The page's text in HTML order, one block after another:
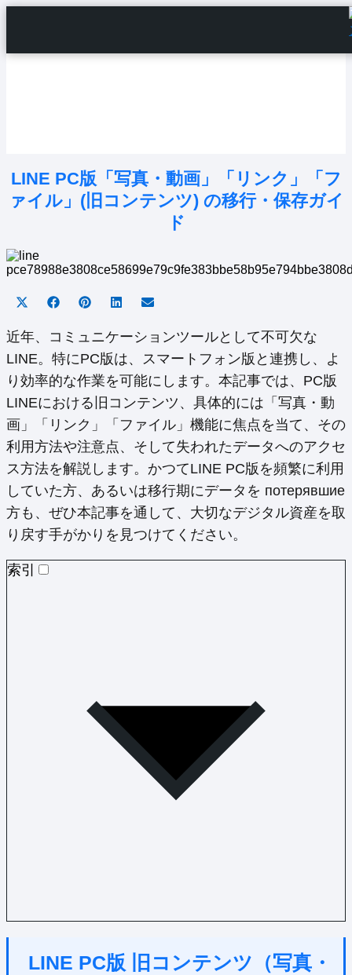
LINE PC版「写真・動画」「リンク」「フ
ァイル」(旧コンテンツ) の移行・保存ガイ
ド
Share
X
(Twitter)
Share
Facebook
Share
Pinterest
Share
LinkedInEmail
近年、コミュニケーションツールとして不可欠な
LINE。特にPC版は、スマートフォン版と連携し、よ
り効率的な作業を可能にします。本記事では、PC版
LINEにおける旧コンテンツ、具体的には「写真・動
画」「リンク」「ファイル」機能に焦点を当て、その
利用方法や注意点、そして失われたデータへのアクセ
ス方法を解説します。かつてLINE PC版を頻繁に利用
していた方、あるいは移行期にデータを потерявшие
方も、ぜひ本記事を通して、大切なデジタル資産を取
り戻す手がかりを見つけてください。
索引
LINE PC版 旧コンテンツ（写真・